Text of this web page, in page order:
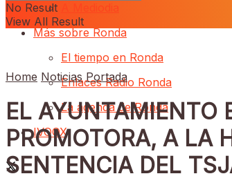
A Mediodia
Más sobre Ronda
El tiempo en Ronda
Enlaces Radio Ronda
La agenda de Ronda
IVOOX
No Result
View All Result
Home Noticias Portada
EL AYUNTAMIENTO
PROMOTORA, A LA
SENTENCIA DEL